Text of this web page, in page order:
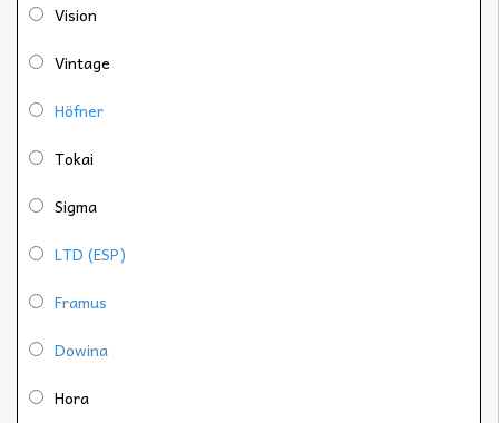
Vision
Vintage
Höfner
Tokai
Sigma
LTD (ESP)
Framus
Dowina
Hora